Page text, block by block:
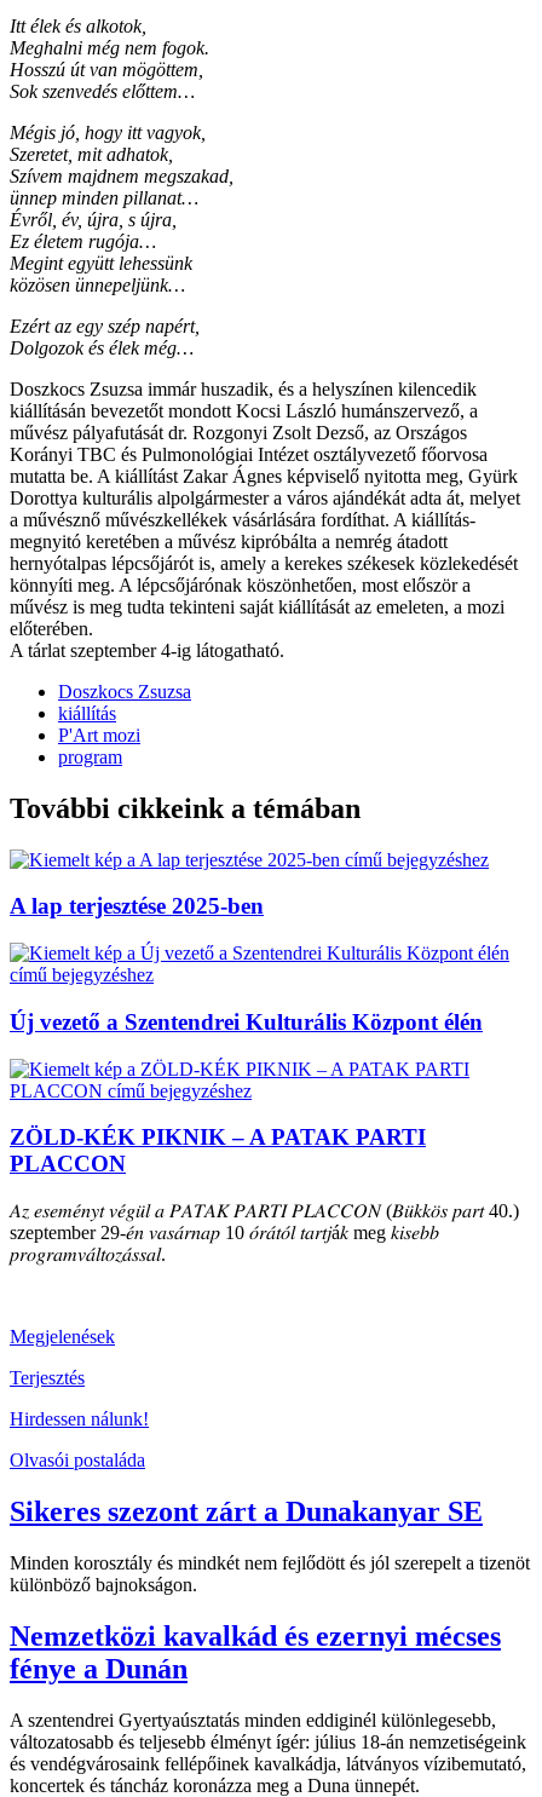
Itt élek és alkotok,
Meghalni még nem fogok.
Hosszú út van mögöttem,
Sok szenvedés előttem…
Mégis jó, hogy itt vagyok,
Szeretet, mit adhatok,
Szívem majdnem megszakad,
ünnep minden pillanat…
Évről, év, újra, s újra,
Ez életem rugója…
Megint együtt lehessünk
közösen ünnepeljünk…
Ezért az egy szép napért,
Dolgozok és élek még…
Doszkocs Zsuzsa immár huszadik, és a helyszínen kilencedik
kiállításán bevezetőt mondott Kocsi László humánszervező, a
művész pályafutását dr. Rozgonyi Zsolt Dezső, az Országos
Korányi TBC és Pulmonológiai Intézet osztályvezető főorvosa
mutatta be. A kiállítást Zakar Ágnes képviselő nyitotta meg, Gyürk
Dorottya kulturális alpolgármester a város ajándékát adta át, melyet
a művésznő művészkellékek vásárlására fordíthat. A kiállítás-
megnyitó keretében a művész kipróbálta a nemrég átadott
hernyótalpas lépcsőjárót is, amely a kerekes székesek közlekedését
könnyíti meg. A lépcsőjárónak köszönhetően, most először a
művész is meg tudta tekinteni saját kiállítását az emeleten, a mozi
előterében.
A tárlat szeptember 4-ig látogatható.
Doszkocs Zsuzsa
kiállítás
P'Art mozi
program
További cikkeink a témában
A lap terjesztése 2025-ben
Új vezető a Szentendrei Kulturális Központ élén
ZÖLD-KÉK PIKNIK – A PATAK PARTI
PLACCON
𝐴𝑧 𝑒𝑠𝑒𝑚𝑒́𝑛𝑦𝑡 𝑣𝑒́𝑔𝑢̈𝑙 𝑎 𝑃𝐴𝑇𝐴𝐾 𝑃𝐴𝑅𝑇𝐼 𝑃𝐿𝐴𝐶𝐶𝑂𝑁 (𝐵𝑢̈𝑘𝑘𝑜̈𝑠 𝑝𝑎𝑟𝑡 40.)
szeptember 29-𝑒́𝑛 𝑣𝑎𝑠𝑎́𝑟𝑛𝑎𝑝 10 𝑜́𝑟𝑎́𝑡𝑜́𝑙 𝑡𝑎𝑟𝑡𝑗á𝑘 meg 𝑘𝑖𝑠𝑒𝑏𝑏
𝑝𝑟𝑜𝑔𝑟𝑎𝑚𝑣𝑎́𝑙𝑡𝑜𝑧𝑎́𝑠𝑠𝑎𝑙.
Megjelenések
Terjesztés
Hirdessen nálunk!
Olvasói postaláda
Sikeres szezont zárt a Dunakanyar SE
Minden korosztály és mindkét nem fejlődött és jól szerepelt a tizenöt
különböző bajnokságon.
Nemzetközi kavalkád és ezernyi mécses
fénye a Dunán
A szentendrei Gyertyaúsztatás minden eddiginél különlegesebb,
változatosabb és teljesebb élményt ígér: július 18-án nemzetiségeink
és vendégvárosaink fellépőinek kavalkádja, látványos vízibemutató,
koncertek és táncház koronázza meg a Duna ünnepét.